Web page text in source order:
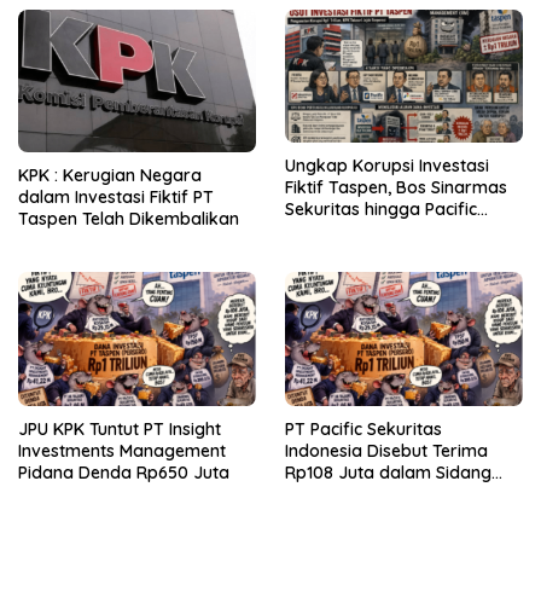
KPK : Kerugian Negara
dalam Investasi Fiktif PT
Taspen Telah Dikembalikan
Ungkap Korupsi Investasi
Fiktif Taspen, Bos Sinarmas
Sekuritas hingga Pacific
JPU KPK Tuntut PT Insight
Investments Management
Pidana Denda Rp650 Juta
PT Pacific Sekuritas
Indonesia Disebut Terima
Rp108 Juta dalam Sidang